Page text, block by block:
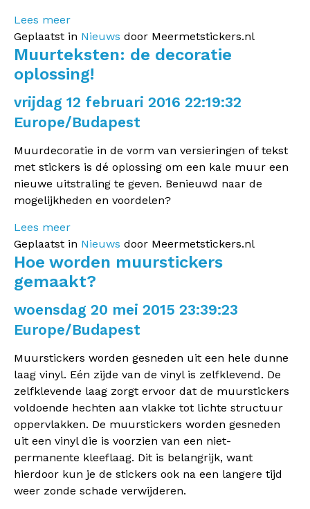
Lees meer
Geplaatst in Nieuws door Meermetstickers.nl
Muurteksten: de decoratie
oplossing!
vrijdag 12 februari 2016 22:19:32
Europe/Budapest
Muurdecoratie in de vorm van versieringen of tekst
met stickers is dé oplossing om een kale muur een
nieuwe uitstraling te geven. Benieuwd naar de
mogelijkheden en voordelen?
Lees meer
Geplaatst in Nieuws door Meermetstickers.nl
Hoe worden muurstickers
gemaakt?
woensdag 20 mei 2015 23:39:23
Europe/Budapest
Muurstickers worden gesneden uit een hele dunne
laag vinyl. Eén zijde van de vinyl is zelfklevend. De
zelfklevende laag zorgt ervoor dat de muurstickers
voldoende hechten aan vlakke tot lichte structuur
oppervlakken. De muurstickers worden gesneden
uit een vinyl die is voorzien van een niet-
permanente kleeflaag. Dit is belangrijk, want
hierdoor kun je de stickers ook na een langere tijd
weer zonde schade verwijderen.